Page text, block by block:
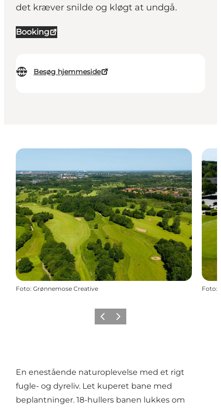
det kræver snilde og kløgt at undgå.
Booking
Besøg hjemmeside
Foto: Grønnemose Creative Foto:
ForrigeNæste
En enestående naturoplevelse med et rigt
fugle- og dyreliv. Let kuperet bane med
beplantninger. 18-hullers banen lukkes om